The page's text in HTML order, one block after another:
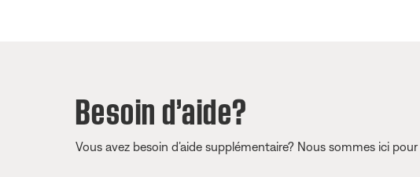
Besoin d’aide?
Vous avez besoin d’aide supplémentaire? Nous sommes ici